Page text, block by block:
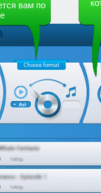
вам по
Choose format